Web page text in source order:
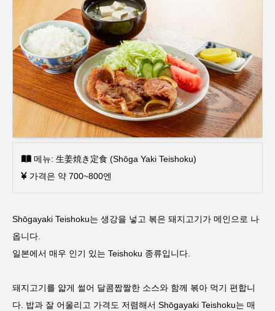
메뉴: 生姜焼き定食 (Shōga Yaki Teishoku)
가격은 약 700~800엔
Shōgayaki Teishoku는 생강을 넣고 볶은 돼지고기가 메인으로 나
옵니다.
일본에서 매우 인기 있는 Teishoku 종류입니다.
돼지고기를 얇게 썰어 달콤짭짤한 소스와 함께 볶아 먹기 편합니
다. 밥과 잘 어울리고 가격도 저렴해서 Shōgayaki Teishoku는 매